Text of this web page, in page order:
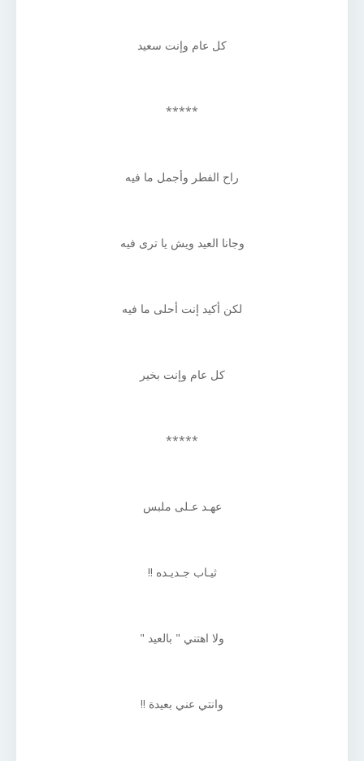
كل عام وإنت سعيد
*****
راح الفطر وأجمل ما فيه
وجانا العيد ويش يا ترى فيه
لكن أكيد إنت أحلى ما فيه
كل عام وإنت بخير
*****
عهـد عـلى ملبس
ثيـاب جـديـده !!
ولا اهتني " بالعيد "
وانتي عني بعيدة !!